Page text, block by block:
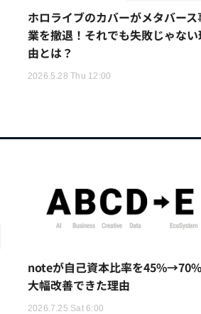
ホロライブのカバーがメタバース
業を撤退！それでも失敗じゃない
由とは？
2026.5.28 Thu 12:00
noteが自己資本比率を
大幅改善できた理由
2026.7.25 Sat 6:00